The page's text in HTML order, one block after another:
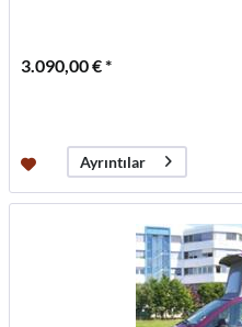
3.090,00 € *
Ayrıntılar